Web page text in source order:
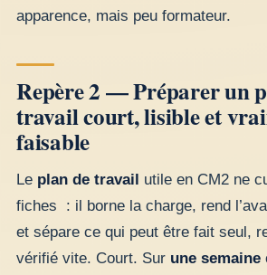
apparence, mais peu formateur.
Repère 2 — Préparer un
travail court, lisible et
faisable
Le plan de travail
utile en CM2 ne
fiches : il borne la charge, rend
et sépare ce qui peut être fait seul,
vérifié vite. Court. Sur une semaine